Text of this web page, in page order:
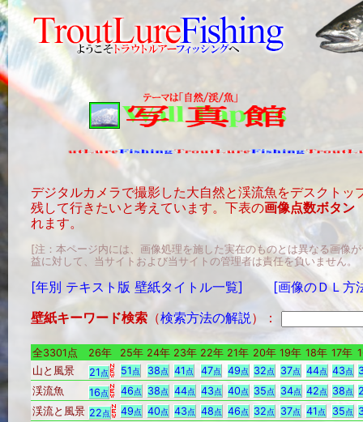
デジタルカメラで撮影した大自然と渓流魚をデスクト
残して行きたいと考えています。下表の画像点数ボタン
れます。
[注：本ページ内には、画像処理を施した実在のものとは異なる画像
益に対して、当サイトおよび当サイトの管理者は責任を負い
[年別 テキスト版 壁紙タイトル一覧]
[画像のＤＬ方
壁紙キーワード検索 （検索方法の解説）：
全3301点 26年 25年 24年 23年 22年 21年 20年 19年 18年 17年
山と風景
21点 51点 38点 41点 47点 49点 32点 37点 44点 43点
渓流魚
16点 46点 38点 44点 43点 40点 35点 34点 42点 38点
渓流と風景 22点 49点 40点 43点 48点 46点 32点 37点 41点 35点